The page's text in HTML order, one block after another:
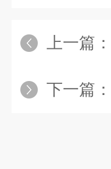
上一篇：
下一篇：